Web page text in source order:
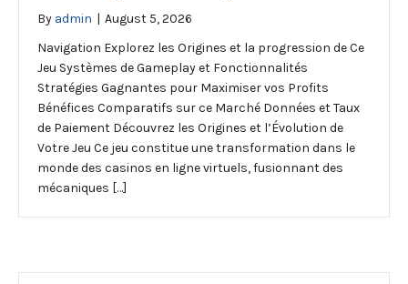
By admin | August 5, 2026
Navigation Explorez les Origines et la progression de Ce
Jeu Systèmes de Gameplay et Fonctionnalités
Stratégies Gagnantes pour Maximiser vos Profits
Bénéfices Comparatifs sur ce Marché Données et Taux
de Paiement Découvrez les Origines et l’Évolution de
Votre Jeu Ce jeu constitue une transformation dans le
monde des casinos en ligne virtuels, fusionnant des
mécaniques […]